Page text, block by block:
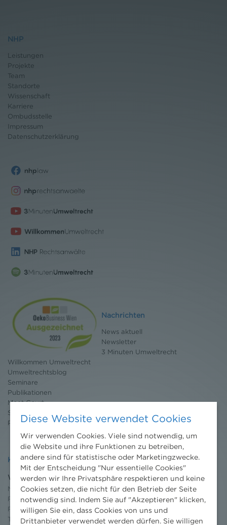
NHP
Leistungen
Projekte
Team
Standorte
Wissenschaft
Karriere
Ombudsstelle
Impressum
Datenschutzerklärung
Nachrichten
News aktuell
Newsletter
3 Minuten Umweltrecht
Willkommen Umweltrecht
Umweltrechtsblog
Seminare
Publikationen
Moot Court
Stipendium
Pressebereich
Kontakt
Wien
Niederhuber & Partner
Rechtsanwälte GmbH
Reisnerstraße 53, 1030 Wien
T:
+43 1 513 21 24-0
Diese Website verwendet Cookies
Wir verwenden Cookies. Viele sind notwendig, um
die Website und ihre Funktionen zu betreiben,
andere sind für statistische oder Marketingzwecke.
Mit der Entscheidung "Nur essentielle Cookies"
werden wir Ihre Privatsphäre respektieren und keine
Cookies setzen, die nicht für den Betrieb der Seite
notwendig sind. Indem Sie auf "Akzeptieren" klicken,
willigen Sie ein, dass Cookies von uns und
Drittanbieter verwendet werden dürfen. Sie willigen